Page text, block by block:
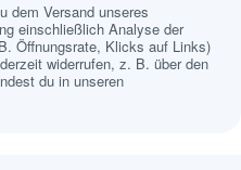
dem Versand unseres
einschließlich Analyse der
Öffnungsrate, Klicks auf Links)
widerrufen, z. B. über den
du in unseren